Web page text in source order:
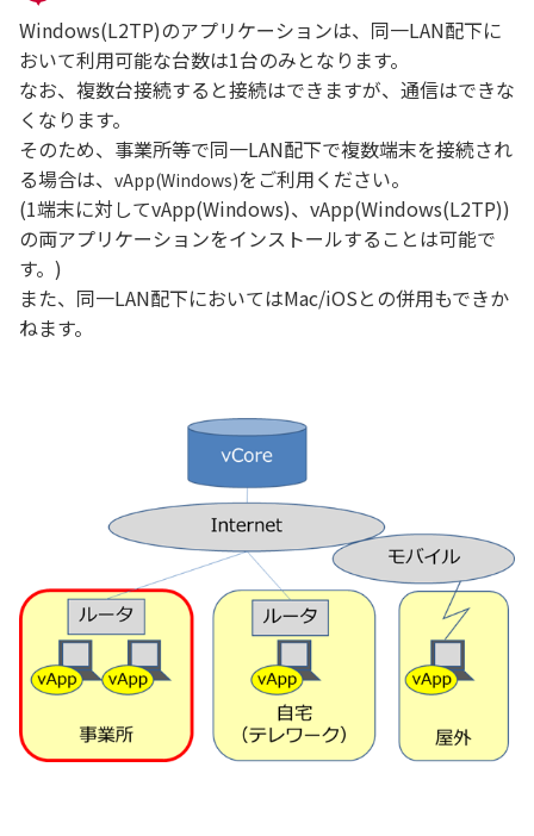
Windows(L2TP)のアプリケーションは、同一LAN配下に
おいて利用可能な台数は1台のみとなります。
なお、複数台接続すると接続はできますが、通信はできな
くなります。
そのため、事業所等で同一LAN配下で複数端末を接続され
る場合は、 vApp(Windows)をご利用ください。
(1端末に対してvApp(Windows)、vApp(Windows(L2TP))
の両アプリケーションをインストールすることは可能で
す。)
また、同一LAN配下においてはMac/iOSとの併用もできか
ねます。